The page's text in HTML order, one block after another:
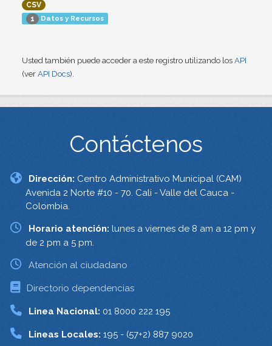
CSV
1 Datos y Recursos
Usted también puede acceder a este registro utilizando los API
(ver API Docs).
Contáctenos
Dirección: Centro Administrativo Municipal (CAM)
Avenida 2 Norte #10 - 70. Cali - Valle del Cauca -
Colombia.
Horario atención: lunes a viernes de 8 am a 12 pm y
de 2 pm a 5 pm.
Atención al ciudadano
Directorio dependencias
Linea Nacional: 01 8000 222 195
Lineas Locales: 195 - (57+2) 887 9020